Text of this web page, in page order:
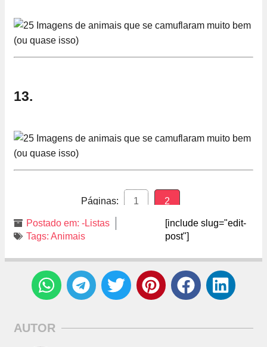
13.
Páginas: 1 2
Postado em: -Listas
Tags: Animais
[include slug="edit-
post"]
AUTOR